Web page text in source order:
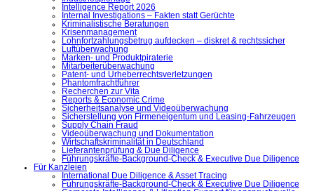
Intelligence Report 2026
Internal Investigations – Fakten statt Gerüchte
Kriminalistische Beratungen
Krisenmanagement
Lohnfortzahlungsbetrug aufdecken – diskret & rechtssicher
Luftüberwachung
Marken- und Produktpiraterie
Mitarbeiterüberwachung
Patent- und Urheberrechtsverletzungen
Phantomfrachtführer
Recherchen zur Vita
Reports & Economic Crime
Sicherheitsanalyse und Videoüberwachung
Sicherstellung von Firmeneigentum und Leasing-Fahrzeugen
Supply Chain Fraud
Videoüberwachung und Dokumentation
Wirtschaftskriminalität in Deutschland
Lieferantenprüfung & Due Diligence
Führungskräfte-Background-Check & Executive Due Diligence
Für Kanzleien
International Due Diligence & Asset Tracing
Führungskräfte-Background-Check & Executive Due Diligence